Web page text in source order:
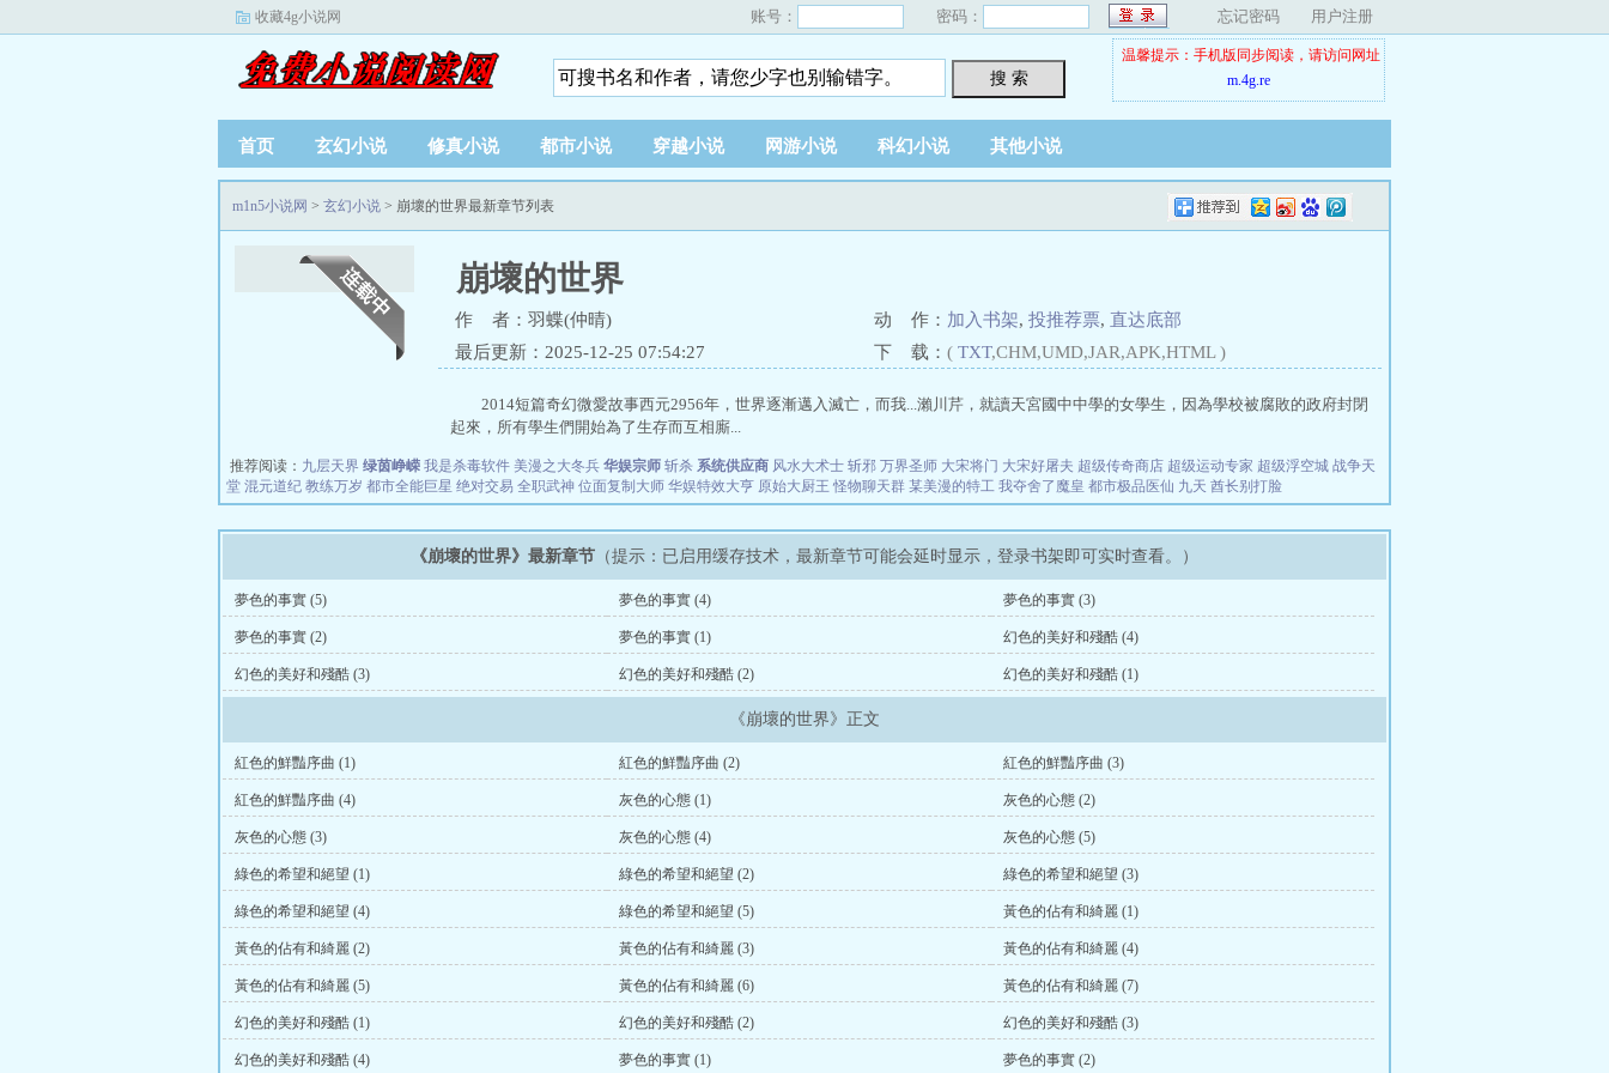
收藏4g小说网 账号： 密码： 忘记密码 用户注册
搜 索
温馨提示：手机版同步阅读，请访问网址
m.4g.re
首页 玄幻小说 修真小说 都市小说 穿越小说 网游小说 科幻小说 其他小说
m1n5小说网 > 玄幻小说 > 崩壞的世界最新章节列表
崩壞的世界
作 者：羽蝶(仲晴) 动 作： 加入书架, 投推荐票, 直达底部
最后更新：2025-12-25 07:54:27
下 载： ( TXT,CHM,UMD,JAR,APK,HTML )
2014短篇奇幻微愛故事西元2956年，世界逐漸邁入滅亡，而我...瀨川芹，就讀天宮國中中學的女學生，因為學校被腐敗的政府封閉
起來，所有學生們開始為了生存而互相廝...
推荐阅读： 九层天界 绿茵峥嵘 我是杀毒软件 美漫之大冬兵 华娱宗师 斩杀 系统供应商 风水大术士 斩邪 万界圣师 大宋将门 大宋好屠夫 超级传奇商店 超级运动专家 超级浮空城 战争天
堂 混元道纪 教练万岁 都市全能巨星 绝对交易 全职武神 位面复制大师 华娱特效大亨 原始大厨王 怪物聊天群 某美漫的特工 我夺舍了魔皇 都市极品医仙 九天 酋长别打脸
《崩壞的世界》最新章节 （提示：已启用缓存技术，最新章节可能会延时显示，登录书架即可实时查看。）
夢色的事實 (5) 夢色的事實 (4) 夢色的事實 (3)
夢色的事實 (2) 夢色的事實 (1) 幻色的美好和殘酷 (4)
幻色的美好和殘酷 (3) 幻色的美好和殘酷 (2) 幻色的美好和殘酷 (1)
《崩壞的世界》正文
紅色的鮮豔序曲 (1) 紅色的鮮豔序曲 (2) 紅色的鮮豔序曲 (3)
紅色的鮮豔序曲 (4) 灰色的心態 (1) 灰色的心態 (2)
灰色的心態 (3) 灰色的心態 (4) 灰色的心態 (5)
綠色的希望和絕望 (1) 綠色的希望和絕望 (2) 綠色的希望和絕望 (3)
綠色的希望和絕望 (4) 綠色的希望和絕望 (5) 黃色的佔有和綺麗 (1)
黃色的佔有和綺麗 (2) 黃色的佔有和綺麗 (3) 黃色的佔有和綺麗 (4)
黃色的佔有和綺麗 (5) 黃色的佔有和綺麗 (6) 黃色的佔有和綺麗 (7)
幻色的美好和殘酷 (1) 幻色的美好和殘酷 (2) 幻色的美好和殘酷 (3)
幻色的美好和殘酷 (4) 夢色的事實 (1) 夢色的事實 (2)